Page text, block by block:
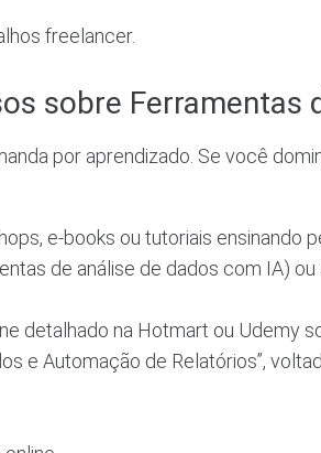
freelancer.
sobre Ferramentas
por aprendizado. Se você
e-books ou tutoriais ensinando
de análise de dados com IA)
detalhado na Hotmart ou Udemy
e Automação de Relatórios”,